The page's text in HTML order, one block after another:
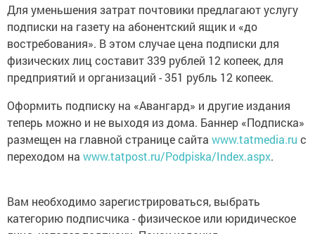
Для уменьшения затрат почтовики предлагают услугу
подписки на газету на абонентский ящик и «до
востребования». В этом случае цена подписки­­ для
физических лиц составит 339 рублей 12 копеек, для
предприятий и организаций - 351 рубль 12 копеек.
Оформить подписку на «Авангард» и другие издания
теперь можно и не выходя из дома. Баннер «Подписка»
размещен на главной странице сайта www.tatmedia.ru с
переходом на www.tatpost.ru/Podpiska/Index.aspx.
Вам необходимо зарегистрироваться, выбрать
категорию подписчика - физическое или юридическое